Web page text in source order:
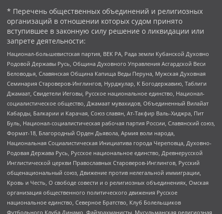
* Перечень общественных объединений и религиозных
организаций в отношении которых судом принято
вступившее в законную силу решение о ликвидации или
запрете деятельности:
Национал-большевистская партия, ВЕК РА, Рада земли Кубанской Духовно
Родовой Державы Русь, Община Духовного Управления Асгардской Веси
Беловодья, Славянская Община Капища Веды Перуна, Мужская Духовная
Семинария Староверов-Инглингов, Нурджулар, К Богодержавию, Таблиги
Джамаат, Свидетели Иеговы, Русское национальное единство, Национал-
социалистическое общество, Джамаат мувахидов, Объединенный Вилайат
Кабарды, Балкарии и Карачая, Союз славян, Ат-Такфир Валь-Хиджра, Пит
Буль, Национал-социалистическая рабочая партия России, Славянский союз,
Формат-18, Благородный Орден Дьявола, Армия воли народа,
Национальная Социалистическая Инициатива города Череповца, Духовно-
Родовая Держава Русь, Русское национальное единство, Древнерусской
Инглистической церкви Православных Староверов-Инглингов, Русский
общенациональный союз, Движение против нелегальной иммиграции,
Кровь и Честь, О свободе совести и о религиозных объединениях, Омская
организация общественного политического движения Русское
национальное единство, Северное Братство, Клуб Болельщиков
Футбольного Клуба Динамо, Файзрахманисты, Мусульманская религиозная